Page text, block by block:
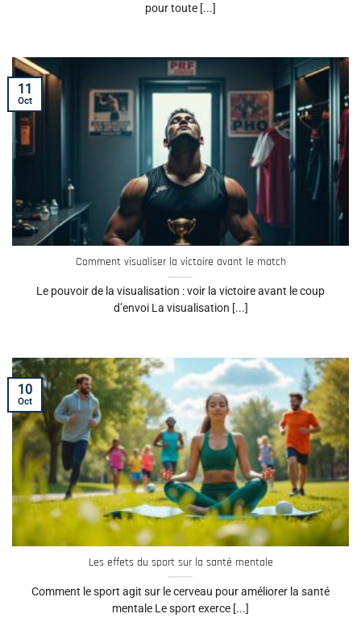
pour toute [...]
Comment visualiser la victoire avant le match
Le pouvoir de la visualisation : voir la victoire avant le coup
d’envoi La visualisation [...]
11
Oct
Les effets du sport sur la santé mentale
Comment le sport agit sur le cerveau pour améliorer la santé
mentale Le sport exerce [...]
10
Oct